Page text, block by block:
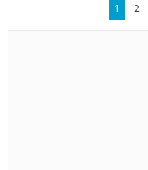
1 2